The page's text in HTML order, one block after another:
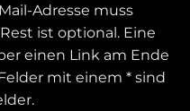
Adresse muss
ist optional. Eine
einen Link am Ende
mit einem * sind